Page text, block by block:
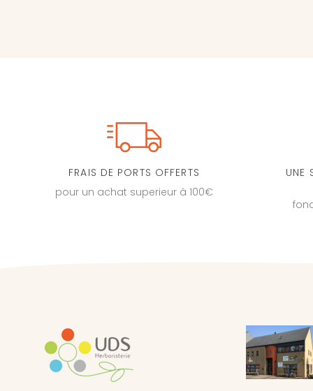
FRAIS DE PORTS OFFERTS
pour un achat superieur à 100€
UNE